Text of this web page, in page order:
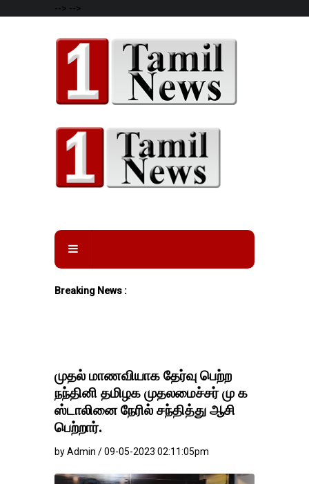
--> -->
Breaking News :
முதல் மாணவியாக தேர்வு பெற்ற
நந்தினி தமிழக முதலமைச்சர் மு க
ஸ்டாலினை நேரில் சந்தித்து ஆசி
பெற்றார்.
by Admin / 09-05-2023 02:11:05pm